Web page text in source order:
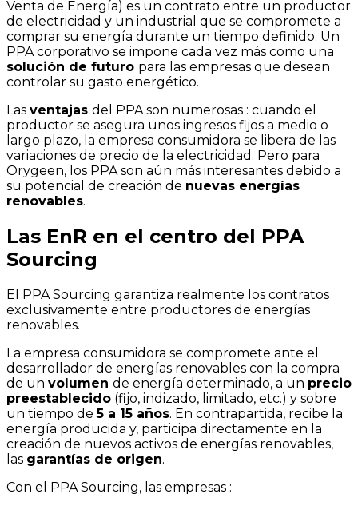
Venta de Energía) es un contrato entre un productor
de electricidad y un industrial que se compromete a
comprar su energía durante un tiempo definido. Un
PPA corporativo se impone cada vez más como una
solución de futuro para las empresas que desean
controlar su gasto energético.
Las ventajas del PPA son numerosas : cuando el
productor se asegura unos ingresos fijos a medio o
largo plazo, la empresa consumidora se libera de las
variaciones de precio de la electricidad. Pero para
Orygeen, los PPA son aún más interesantes debido a
su potencial de creación de nuevas energías
renovables.
Las EnR en el centro del PPA
Sourcing
El PPA Sourcing garantiza realmente los contratos
exclusivamente entre productores de energías
renovables.
La empresa consumidora se compromete ante el
desarrollador de energías renovables con la compra
de un volumen de energía determinado, a un precio
preestablecido (fijo, indizado, limitado, etc.) y sobre
un tiempo de5 a 15 años. En contrapartida, recibe la
energía producida y, participa directamente en la
creación de nuevos activos de energías renovables,
las garantías de origen.
Con el PPA Sourcing, las empresas :